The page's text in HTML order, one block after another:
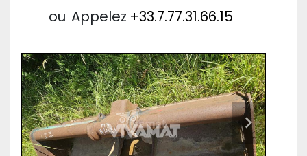
ou Appelez +33.7.77.31.66.15